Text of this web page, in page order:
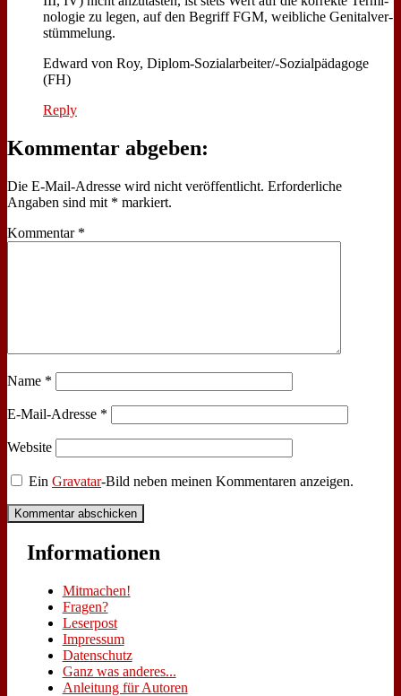
no­lo­gie zu le­gen, auf den Be­griff FGM, weib­li­che Ge­ni­tal­ver­
stüm­me­lung.
Ed­ward von Roy, Di­plom-So­zi­al­ar­bei­ter/-So­zi­al­päd­ago­ge
(FH)
Reply
Kommentar abgeben:
Die E-Mail-Adresse wird nicht veröffentlicht. Erforderliche
Angaben sind mit * markiert.
Kommentar *
Name *
E-Mail-Adresse *
Website
EinGravatar-Bild neben meinen Kommentaren anzeigen.
In­for­ma­tio­nen
Mit­ma­chen!
Fra­gen?
Le­ser­post
Im­pres­sum
Da­ten­schutz
Ganz was an­de­res...
An­lei­tung für Au­toren